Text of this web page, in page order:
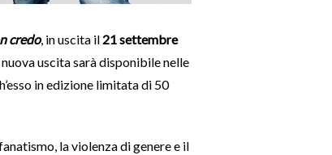
credo, in uscita il 21 settembre
uscita sarà disponibile nelle
in edizione limitata di 50
la violenza di genere e il